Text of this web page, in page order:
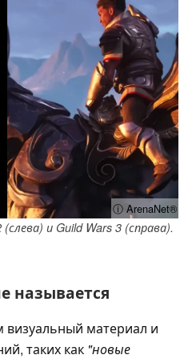
ⓘ ArenaNet®
и Guild Wars 3 (справа).
называется
визуальный материал и
таких как "новые